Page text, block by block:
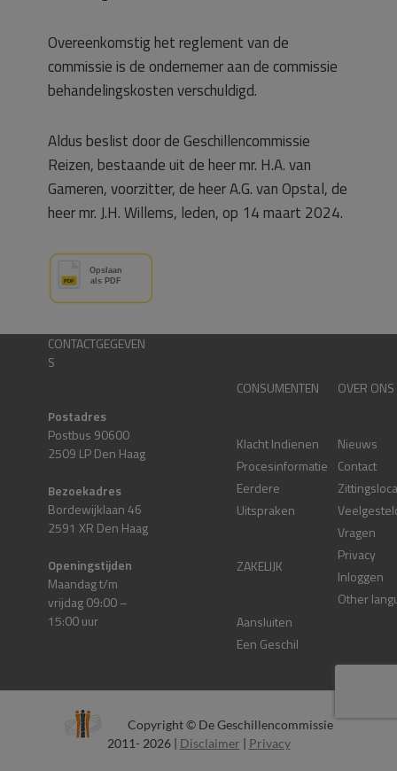
Overeenkomstig het reglement van de
commissie is de ondernemer aan de commissie
behandelingskosten verschuldigd.
Aldus beslist door de Geschillencommissie
Reizen, bestaande uit de heer mr. H.A. van
Gameren, voorzitter, de heer A.G. van Opstal, de
heer mr. J.H. Willems, leden, op 14 maart 2024.
CONTACTGEGEVEN
S
Postadres
Postbus 90600
2509 LP Den Haag
Bezoekadres
Bordewijklaan 46
2591 XR Den Haag
Openingstijden
Maandag t/m
vrijdag 09:00 –
15:00 uur
CONSUMENTEN
Klacht Indienen
Procesinformatie
Eerdere
Uitspraken
ZAKELIJK
Aansluiten
Een Geschil
OVER ONS
Nieuws
Contact
Vragen
Privacy
Inloggen
Other
Copyright © De Geschillencommissie
2011- 2026 | Disclaimer | Privacy